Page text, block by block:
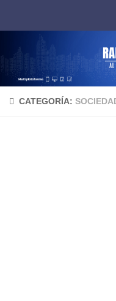
CATEGORÍA: